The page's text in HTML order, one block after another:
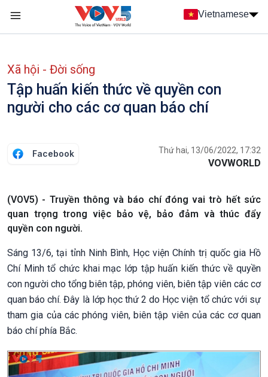
Nhảy đến nội dung
Vietnamese
Xã hội - Đời sống
Tập huấn kiến thức về quyền con
người cho các cơ quan báo chí
Facebook Thứ hai, 13/06/2022, 17:32
VOVWORLD
(VOV5) - Truyền thông và báo chí đóng vai trò hết sức
quan trọng trong việc bảo vệ, bảo đảm và thúc đẩy
quyền con người.
Sáng 13/6, tại tỉnh Ninh Bình, Học viện Chính trị quốc gia Hồ
Chí Minh tổ chức khai mạc lớp tập huấn kiến thức về quyền
con người cho tổng biên tập, phóng viên, biên tập viên các cơ
quan báo chí. Đây là lớp học thứ 2 do Học viện tổ chức với sự
tham gia của các phóng viên, biên tập viên của các cơ quan
báo chí phía Bắc.